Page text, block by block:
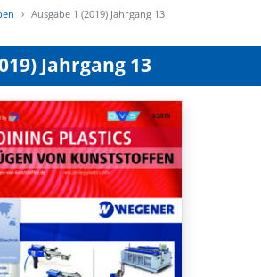
Ausgabe 1 (2019) Jahrgang 13
Jahrgang 13